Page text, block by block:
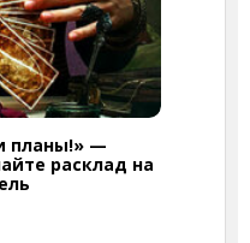
планы!» —
расклад на